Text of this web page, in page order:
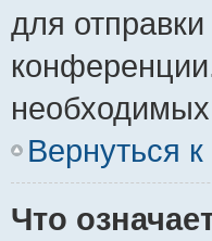
для
Вернуться
Что